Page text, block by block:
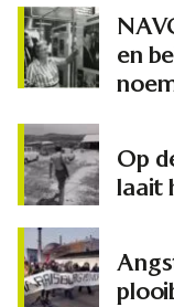
en
Op
laait